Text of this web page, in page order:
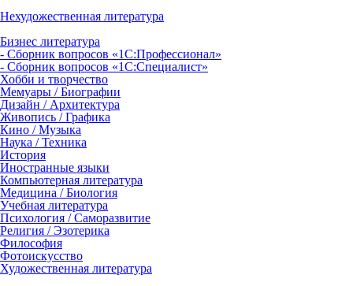
Нехудожественная литература
Бизнес литература
- Сборник вопросов «1С:Профессионал»
- Сборник вопросов «1С:Специалист»
Хобби и творчество
Мемуары / Биографии
Дизайн / Архитектура
Живопись / Графика
Кино / Музыка
Наука / Техника
История
Иностранные языки
Компьютерная литература
Медицина / Биология
Учебная литература
Психология / Саморазвитие
Религия / Эзотерика
Философия
Фотоискусство
Художественная литература